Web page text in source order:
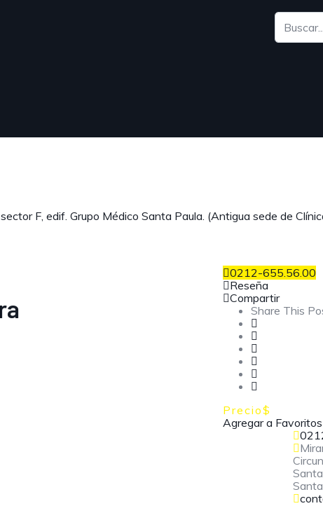
F, edif. Grupo Médico Santa Paula. (Antigua sede de
0212-655.56.00
Reseña
Compartir
Share This
Precio$
Agregar a Favoritos